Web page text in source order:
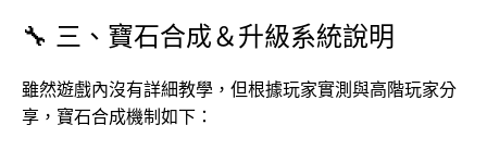
🔧 三、寶石合成＆升級系統說明
雖然遊戲內沒有詳細教學，但根據玩家實測與高階玩家分
享，寶石合成機制如下：